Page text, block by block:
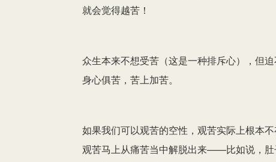
就会觉得越苦！
众生本来不想受苦（这是一种排斥心），但
身心俱苦，苦上加苦。
如果我们可以观苦的空性，观苦实际上根本
观苦马上从痛苦当中解脱出来——比如说，肚